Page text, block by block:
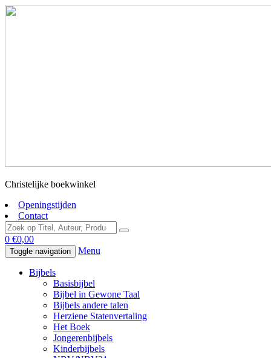
Christelijke boekwinkel
Openingstijden
Contact
0 €0,00
Toggle navigation Menu
Bijbels
Basisbijbel
Bijbel in Gewone Taal
Bijbels andere talen
Herziene Statenvertaling
Het Boek
Jongerenbijbels
Kinderbijbels